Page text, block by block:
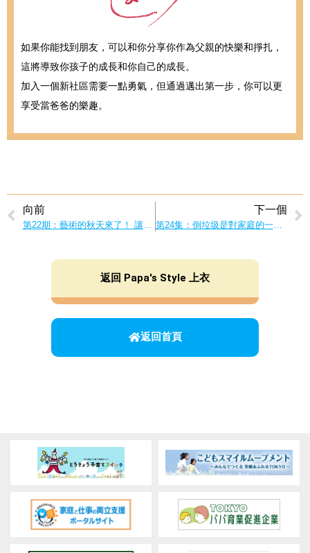
如果你能找到朋友，可以和你分享你作為父親的快樂和掙扎，
這將導致你孩子的成長和你自己的成長。
加入一個新社區需要一點勇氣，但通過邁出第一步，你可以更
享受當爸爸的樂趣。
向前 下一個
第24集：倒垃圾是對家庭的一大貢獻！ 爸爸是倒垃圾的高手
返回 Papa's Style 上衣
返回首頁